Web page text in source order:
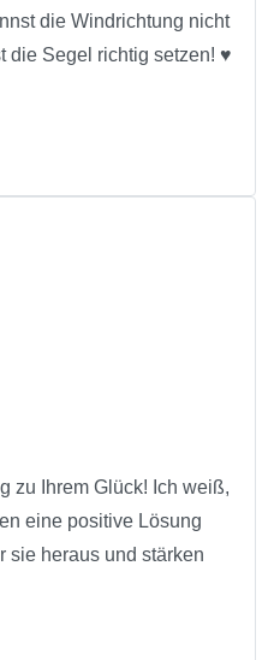
die Windrichtung nicht
die Segel richtig setzen! ♥
zu Ihrem Glück! Ich weiß,
eine positive Lösung
sie heraus und stärken